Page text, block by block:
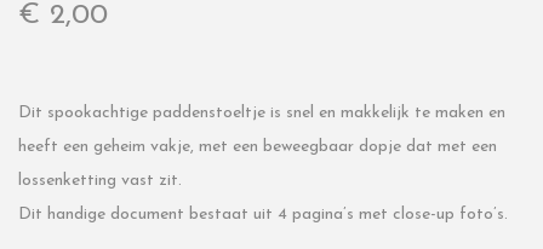
€ 2,00
Dit spookachtige paddenstoeltje is snel en makkelijk te maken en
heeft een geheim vakje, met een beweegbaar dopje dat met een
lossenketting vast zit.
Dit handige document bestaat uit 4 pagina’s met close-up foto’s.